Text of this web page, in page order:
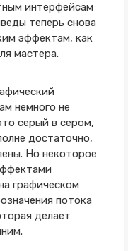
интерфейсам
теперь снова
эффектам, как
мастера.
немного не
серый в сером,
достаточно,
Но некоторое
графическом
потока
делает